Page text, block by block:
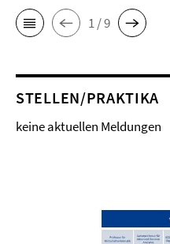
1 / 9
STELLEN/PRAKTIKA
keine aktuellen Meldungen